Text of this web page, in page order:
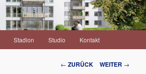
Stadion Studio Kontakt
Beitrags-
← ZURÜCK WEITER →